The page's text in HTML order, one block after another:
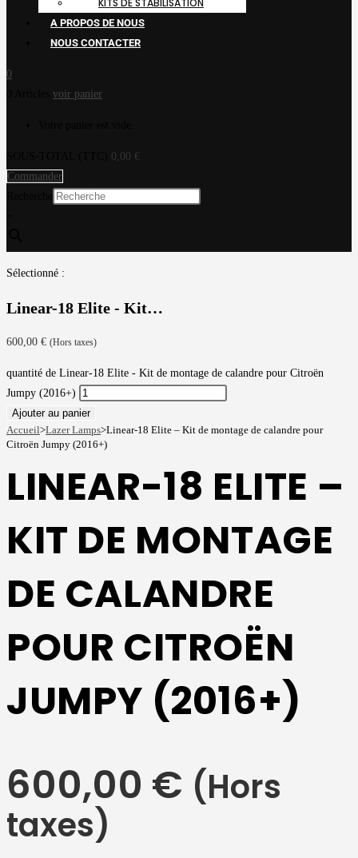
KITS DE STABILISATION
A PROPOS DE NOUS
NOUS CONTACTER
0
voir panier
0,00 €
Commander
Sélectionné :
Linear-18 Elite - Kit…
600,00 € (Hors taxes)
quantité de Linear-18 Elite - Kit de montage de calandre pour Citroën
Jumpy (2016+)
Ajouter au panier
Accueil>Lazer Lamps>Linear-18 Elite – Kit de montage de calandre pour
Citroën Jumpy (2016+)
LINEAR-18 ELITE –
KIT DE MONTAGE
DE CALANDRE
POUR CITROËN
JUMPY (2016+)
600,00 € (Hors
taxes)